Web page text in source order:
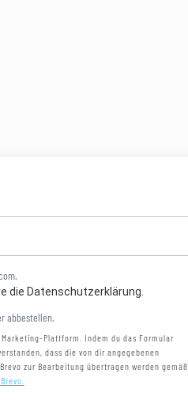
die Datenschutzerklärung.
abbestellen.
Plattform. Indem du das Formular
dass die von dir angegebenen
zur Bearbeitung übertragen werden gemäß